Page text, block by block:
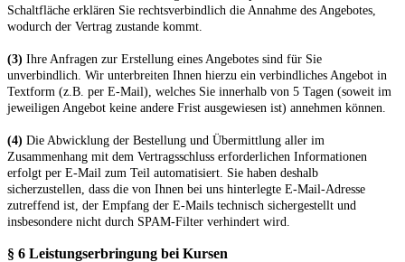
Schaltfläche erklären Sie rechtsverbindlich die Annahme des Angebotes,
wodurch der Vertrag zustande kommt.
(3) Ihre Anfragen zur Erstellung eines Angebotes sind für Sie
unverbindlich. Wir unterbreiten Ihnen hierzu ein verbindliches Angebot in
Textform (z.B. per E-Mail), welches Sie innerhalb von 5 Tagen (soweit im
jeweiligen Angebot keine andere Frist ausgewiesen ist) annehmen können.
(4) Die Abwicklung der Bestellung und Übermittlung aller im
Zusammenhang mit dem Vertragsschluss erforderlichen Informationen
erfolgt per E-Mail zum Teil automatisiert. Sie haben deshalb
sicherzustellen, dass die von Ihnen bei uns hinterlegte E-Mail-Adresse
zutreffend ist, der Empfang der E-Mails technisch sichergestellt und
insbesondere nicht durch SPAM-Filter verhindert wird.
§ 6 Leistungserbringung bei Kursen